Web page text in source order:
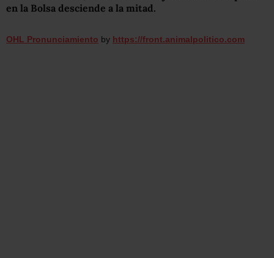
en la Bolsa desciende a la mitad.
OHL Pronunciamiento by https://front.animalpolitico.com